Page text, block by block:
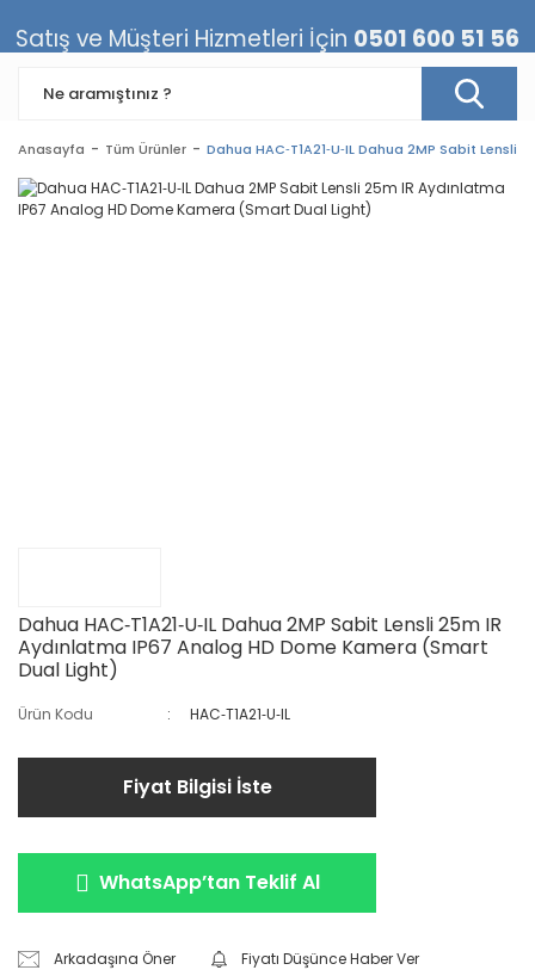
Anasayfa Tüm Ürünler Dahua HAC‐T1A21‐U‐IL Dahua 2MP Sabit
Dahua HAC‐T1A21‐U‐IL Dahua 2MP Sabit Lensli 25m IR
Aydınlatma IP67 Analog HD Dome Kamera (Smart
Dual Light)
Ürün Kodu HAC‐T1A21‐U‐IL
Fiyat Bilgisi İste
WhatsApp’tan Teklif Al
Arkadaşına Öner
Fiyatı Düşünce Haber Ver
Satış ve Müşteri Hizmetleri İçin 0501 600 51 56